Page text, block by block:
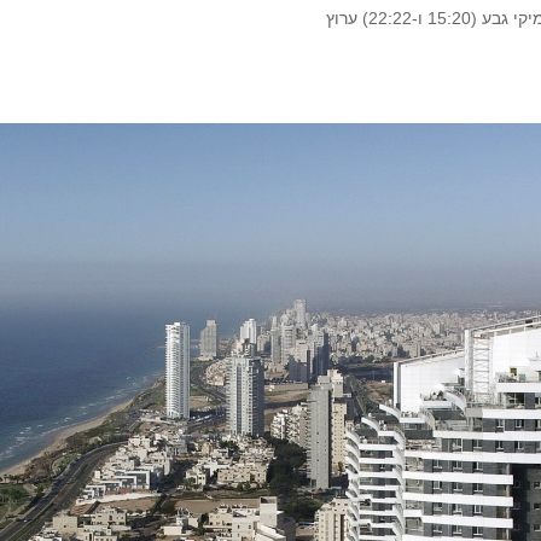
צילומי אויר שלנו בפרק 6 של הסדרה 'נפלת חזק' של מיקי גבע (15:20 ו-22:22) ערוץ